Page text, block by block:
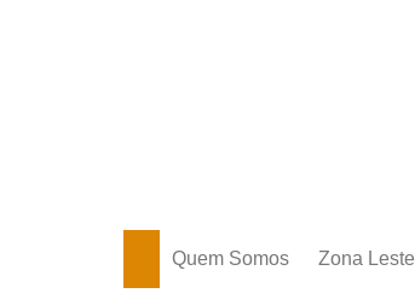
Quem Somos Zona Leste